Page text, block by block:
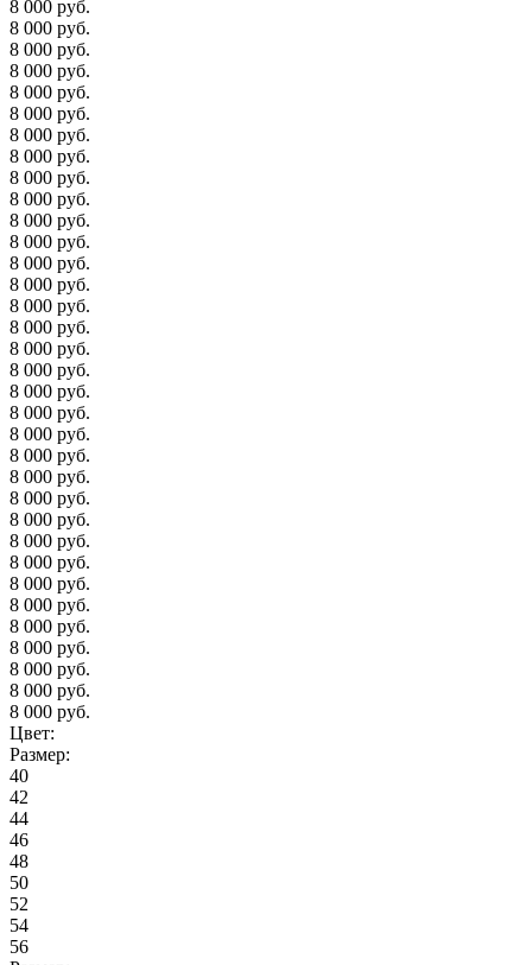
8 000 руб.
8 000 руб.
8 000 руб.
8 000 руб.
8 000 руб.
8 000 руб.
8 000 руб.
8 000 руб.
8 000 руб.
8 000 руб.
8 000 руб.
8 000 руб.
8 000 руб.
8 000 руб.
8 000 руб.
8 000 руб.
8 000 руб.
8 000 руб.
8 000 руб.
8 000 руб.
8 000 руб.
8 000 руб.
8 000 руб.
8 000 руб.
8 000 руб.
8 000 руб.
8 000 руб.
8 000 руб.
8 000 руб.
8 000 руб.
8 000 руб.
8 000 руб.
8 000 руб.
8 000 руб.
Цвет:
Размер:
40
42
44
46
48
50
52
54
56